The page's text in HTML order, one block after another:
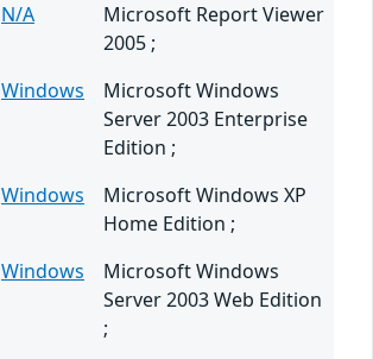
N/A
Microsoft Report Viewer
2005 ;
Windows
Microsoft Windows
Server 2003 Enterprise
Edition ;
Windows
Microsoft Windows XP
Home Edition ;
Windows
Microsoft Windows
Server 2003 Web Edition
;